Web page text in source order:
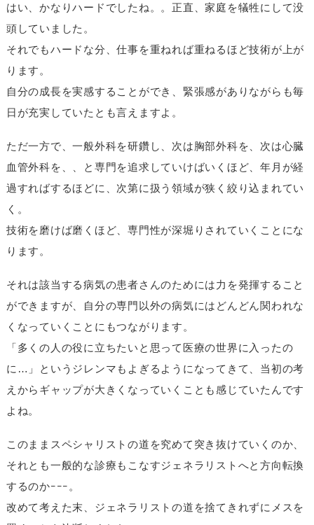
はい、かなりハードでしたね。。正直、家庭を犠牲にして没
頭していました。
それでもハードな分、仕事を重ねれば重ねるほど技術が上が
ります。
自分の成長を実感することができ、緊張感がありながらも毎
日が充実していたとも言えますよ。
ただ一方で、一般外科を研鑽し、次は胸部外科を、次は心臓
血管外科を、、と専門を追求していけばいくほど、年月が経
過すればするほどに、次第に扱う領域が狭く絞り込まれてい
く。
技術を磨けば磨くほど、専門性が深堀りされていくことにな
ります。
それは該当する病気の患者さんのためには力を発揮すること
ができますが、自分の専門以外の病気にはどんどん関われな
くなっていくことにもつながります。
「多くの人の役に立ちたいと思って医療の世界に入ったの
に…」というジレンマもよぎるようになってきて、当初の考
えからギャップが大きくなっていくことも感じていたんです
よね。
このままスペシャリストの道を究めて突き抜けていくのか、
それとも一般的な診療もこなすジェネラリストへと方向転換
するのかｰｰｰ。
改めて考えた末、ジェネラリストの道を捨てきれずにメスを